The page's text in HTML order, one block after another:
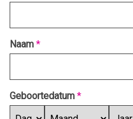
Naam *
Geboortedatum *